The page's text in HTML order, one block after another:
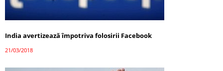
India avertizează împotriva folosirii Facebook
21/03/2018